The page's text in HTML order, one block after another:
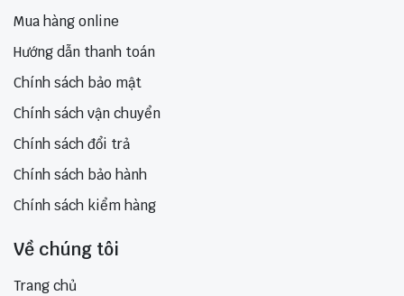
Mua hàng online
Hướng dẫn thanh toán
Chính sách bảo mật
Chính sách vận chuyển
Chính sách đổi trả
Chính sách bảo hành
Chính sách kiểm hàng
Về chúng tôi
Trang chủ